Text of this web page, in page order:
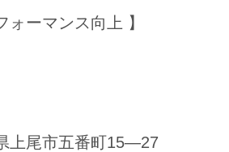
ォーマンス向上 】
尾市五番町15―27